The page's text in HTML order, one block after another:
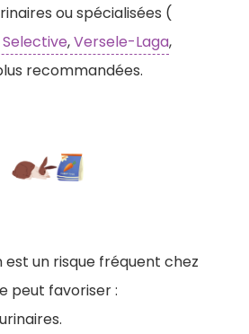
ou spécialisées (
,Versele-Laga,
recommandées.
un risque fréquent chez
peut favoriser :